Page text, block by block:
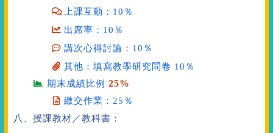
上課互動：10％
出席率：10％
講次心得討論：10％
其他：填寫教學研究問卷 10％
期末成績比例25%
繳交作業：25％
八、授課教材／教科書：